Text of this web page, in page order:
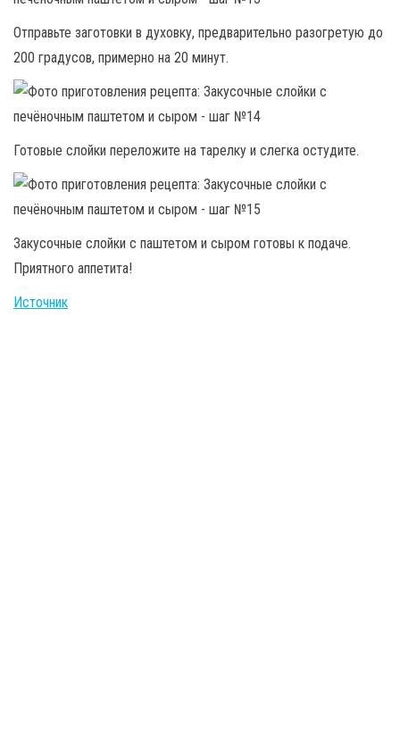
Отправьте заготовки в духовку, предварительно разогретую до
200 градусов, примерно на 20 минут.
Готовые слойки переложите на тарелку и слегка остудите.
Закусочные слойки с паштетом и сыром готовы к подаче.
Приятного аппетита!
Источник